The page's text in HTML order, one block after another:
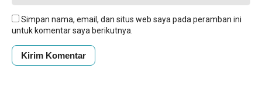
Simpan nama, email, dan situs web saya pada peramban ini
untuk komentar saya berikutnya.